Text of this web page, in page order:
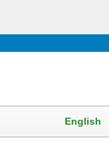
English